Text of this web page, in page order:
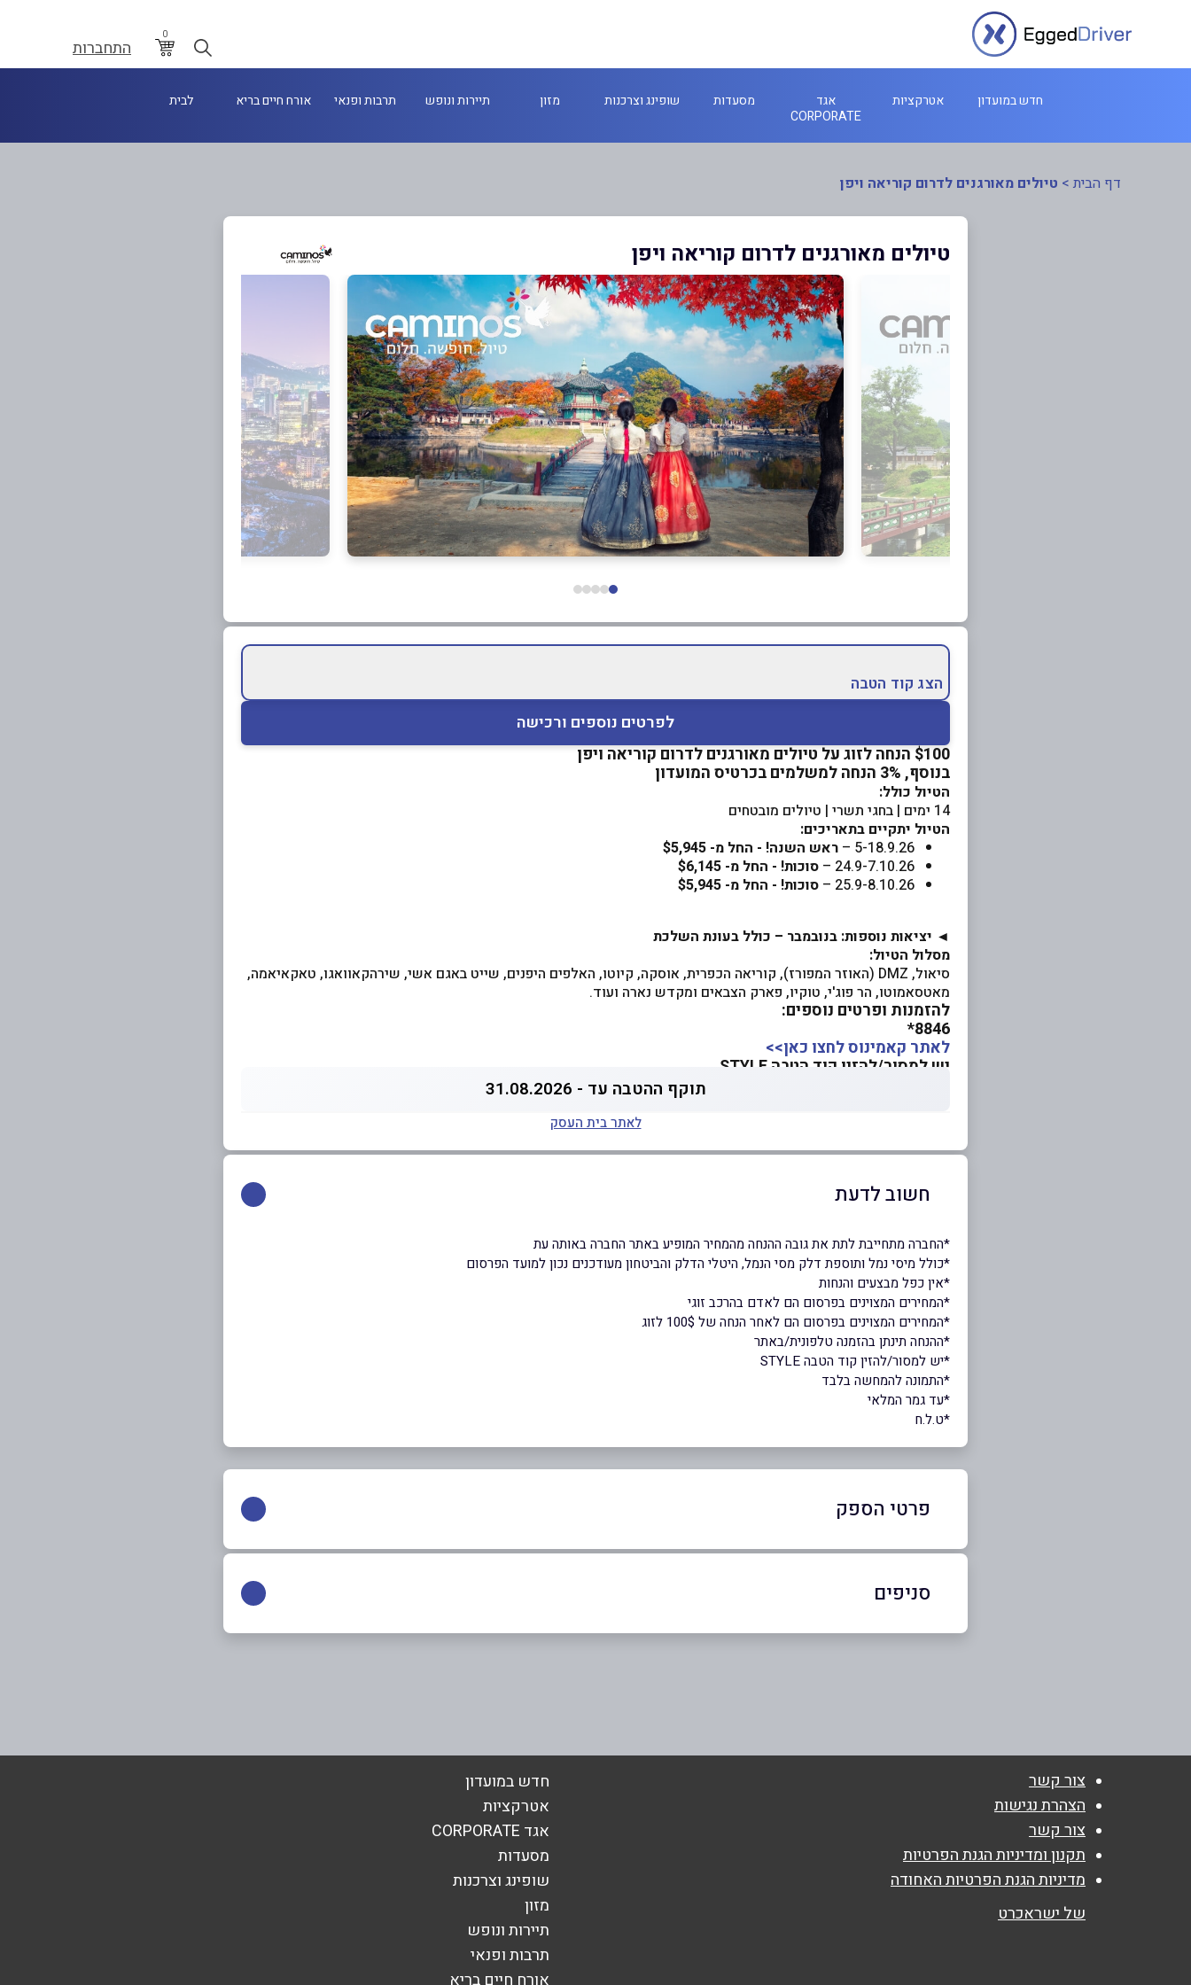
0
התחברות
חדש במועדון אטרקציות
אגד
CORPORATE
מסעדות שופינג וצרכנות מזון תיירות ונופש תרבות ופנאי אורח חיים בריא לבית
דף הבית > טיולים מאורגנים לדרום קוריאה ויפן
טיולים מאורגנים לדרום קוריאה ויפן
הצג קוד הטבה
לפרטים נוספים ורכישה
$100 הנחה לזוג על טיולים מאורגנים לדרום קוריאה ויפן
בנוסף, 3% הנחה למשלמים בכרטיס המועדון
הטיול כולל:
14 ימים | בחגי תשרי | טיולים מובטחים
הטיול יתקיים בתאריכים:
5-18.9.26 –
ראש השנה! - החל מ- $5,945
24.9-7.10.26 –
סוכות! - החל מ- $6,145
25.9-8.10.26 –
סוכות! - החל מ- $5,945
◄ יציאות נוספות: בנובמבר – כולל בעונת השלכת
מסלול הטיול:
סיאול, DMZ (האוזר המפורז), קוריאה הכפרית, אוסקה, קיוטו, האלפים היפנים, שייט באגם אשי, שירהקאוואגו, טאקאיאמה,
מאטסאמוטו, הר פוג'י, טוקיו, פארק הצבאים ומקדש נארה ועוד.
להזמנות ופרטים נוספים:
8846*
לאתר קאמינוס לחצו כאן>>
יש למסור/להזין קוד הטבה STYLE
תוקף ההטבה עד - 31.08.2026
לאתר בית העסק
חשוב לדעת
*החברה מתחייבת לתת את גובה ההנחה מהמחיר המופיע באתר החברה באותה עת
*כולל מיסי נמל ותוספת דלק מסי הנמל, היטלי הדלק והביטחון מעודכנים נכון למועד הפרסום
*אין כפל מבצעים והנחות
*המחירים המצוינים בפרסום הם לאדם בהרכב זוגי
*המחירים המצוינים בפרסום הם לאחר הנחה של 100$ לזוג
*ההנחה תינתן בהזמנה טלפונית/באתר
*יש למסור/להזין קוד הטבה STYLE
*התמונה להמחשה בלבד
*עד גמר המלאי
*ט.ל.ח
פרטי הספק
8846*​​​​​​​
באתר
טלפון* אימייל*
אנא חזרו אלי בקשר ל...
הודעה*
סניפים
צור קשר
הצהרת נגישות
צור קשר
תקנון ומדיניות הגנת הפרטיות
מדיניות הגנת הפרטיות האחודה
של ישראכרט
חדש במועדון
אטרקציות
אגד CORPORATE
מסעדות
שופינג וצרכנות
מזון
תיירות ונופש
תרבות ופנאי
אורח חיים בריא